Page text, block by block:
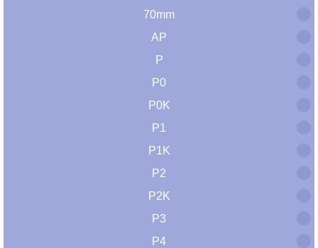
70mm
AP
P
P0
P0K
P1
P1K
P2
P2K
P3
P4